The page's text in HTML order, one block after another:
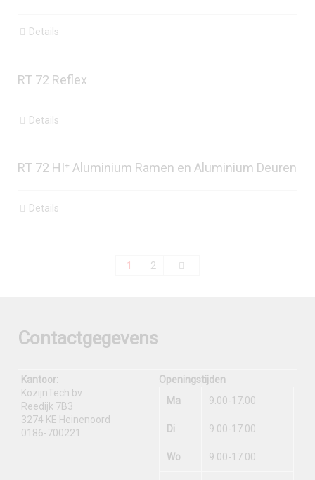
Details
RT 72 Reflex
Details
RT 72 HI⁺ Aluminium Ramen en Aluminium Deuren
Details
1 2
Contactgegevens
Kantoor:
KozijnTech bv
Reedijk 7B3
3274 KE Heinenoord
0186-700221
Openingstijden
Ma
9.00-17.00
Di 9.00-17.00
Wo 9.00-17.00